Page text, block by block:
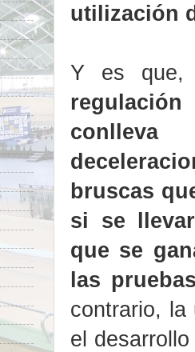
utilización
Y es
conlleva
bruscas
si se
que se
las
contrario,
el